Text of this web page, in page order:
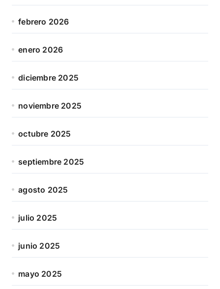
febrero 2026
enero 2026
diciembre 2025
noviembre 2025
octubre 2025
septiembre 2025
agosto 2025
julio 2025
junio 2025
mayo 2025